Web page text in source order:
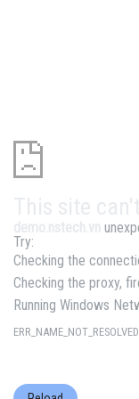
Try:
Checking the
Checking the proxy,
Running Windows
ERR_NAME_NOT_RESOLVED